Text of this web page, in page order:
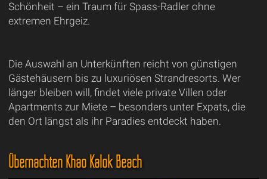
Schönheit – ein Traum für Spass-Radler ohne
extremen Ehrgeiz.
Die Auswahl an Unterkünften reicht von günstigen
Gästehäusern bis zu luxuriösen Strandresorts. Wer
länger bleiben will, findet viele private Villen oder
Apartments zur Miete – besonders unter Expats, die
den Ort längst als ihr Paradies entdeckt haben.
Übernachten Khao Kalok Beach